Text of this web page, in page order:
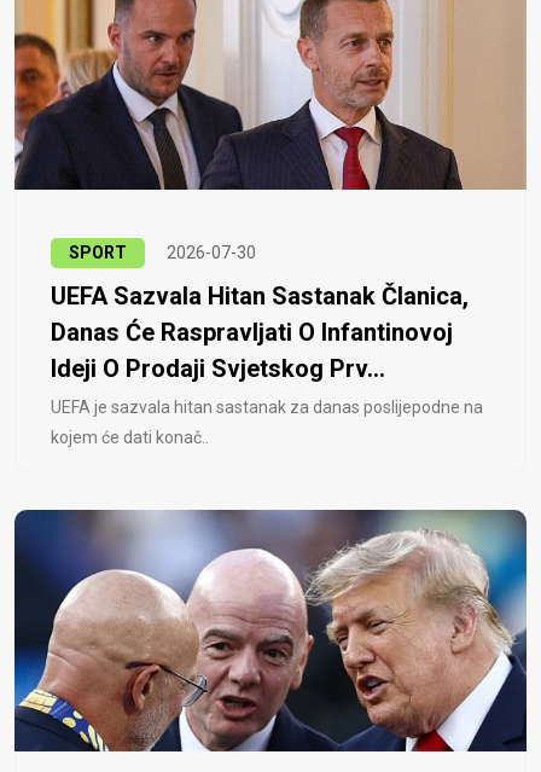
SPORT 2026-07-30
UEFA Sazvala Hitan Sastanak Članica,
Danas Će Raspravljati O Infantinovoj
Ideji O Prodaji Svjetskog Prv...
UEFA je sazvala hitan sastanak za danas poslijepodne na
kojem će dati konač..